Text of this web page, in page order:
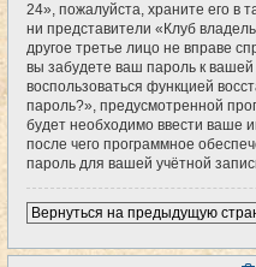
24», пожалуйста, храните его в
ни представители «Клуб
другое третье лицо не вправе
вы забудете ваш пароль к
воспользоваться функцией
пароль?», предусмотренной
будет необходимо ввести ваше
после чего программное
пароль для вашей учётной
Вернуться на предыдущую